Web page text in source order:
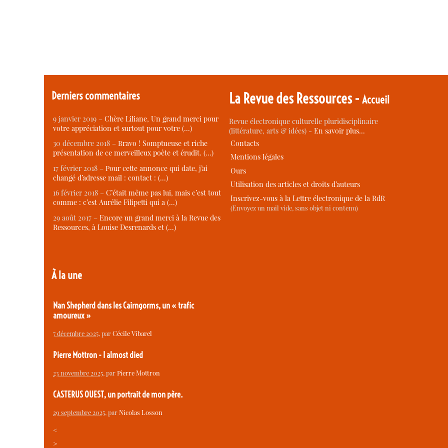
Derniers commentaires
9 janvier 2019 – Chère Liliane, Un grand merci pour
votre appréciation et surtout pour votre (…)
30 décembre 2018 – Bravo ! Somptueuse et riche
présentation de ce merveilleux poète et érudit. (…)
17 février 2018 – Pour cette annonce qui date, j’ai
changé d’adresse mail : contact : (…)
16 février 2018 – C’était même pas lui, mais c’est tout
comme : c’est Aurélie Filipetti qui a (…)
29 août 2017 – Encore un grand merci à la Revue des
Ressources, à Louise Desrenards et (…)
À la une
Nan Shepherd dans les Cairngorms, un « trafic
amoureux »
7 décembre 2025, parCécile Vibarel
Pierre Mottron - I almost died
23 novembre 2025, parPierre Mottron
CASTERUS OUEST, un portrait de mon père.
29 septembre 2025, parNicolas Losson
<
>
La Revue des Ressources -Accueil
Revue électronique culturelle pluridisciplinaire
(littérature, arts & idées) -En savoir plus…
Contacts
Mentions légales
Ours
Utilisation des articles et droits d’auteurs
Inscrivez-vous à la Lettre électronique de la RdR
(Envoyez un mail vide, sans objet ni contenu)